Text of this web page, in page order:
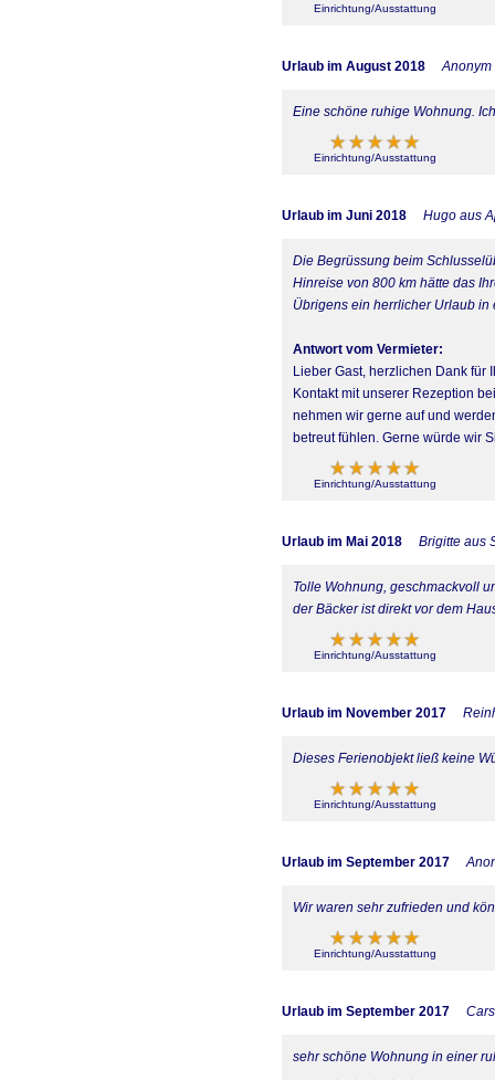
Einrichtung/Ausstattung
Urlaub im August 2018 Anonym
Eine schöne ruhige Wohnung.
Einrichtung/Ausstattung
Urlaub im Juni 2018 Hugo aus
Die Begrüssung beim
Hinreise von 800 km hätte das
Übrigens ein herrlicher Urlaub
Antwort vom Vermieter:
Lieber Gast, herzlichen Dank für
Kontakt mit unserer Rezeption
nehmen wir gerne auf und
betreut fühlen. Gerne würde wir
Einrichtung/Ausstattung
Urlaub im Mai 2018 Brigitte aus
Tolle Wohnung, geschmackvoll
der Bäcker ist direkt vor dem
Einrichtung/Ausstattung
Urlaub im November 2017
Dieses Ferienobjekt ließ keine
Einrichtung/Ausstattung
Urlaub im September 2017
Wir waren sehr zufrieden und
Einrichtung/Ausstattung
Urlaub im September 2017
sehr schöne Wohnung in einer